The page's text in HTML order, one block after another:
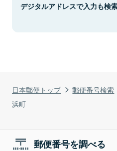
日本郵便トップ 郵便番号検索
浜町
デジタルアドレスで入力も検
郵便番号を調べる